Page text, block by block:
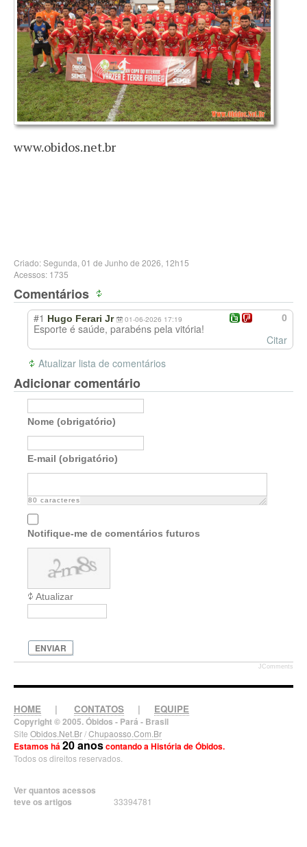
www.obidos.net.br
Criado: Segunda, 01 de Junho de 2026, 12h15
Acessos: 1735
Comentários
0
#1 Hugo Ferari Jr 01-06-2026 17:19
Esporte é saúde, parabéns pela vitória!
Citar
Atualizar lista de comentários
Adicionar comentário
Nome (obrigatório)
E-mail (obrigatório)
80 caracteres
Notifique-me de comentários futuros
Atualizar
ENVIAR
JComments
HOME | CONTATOS | EQUIPE
Copyright © 2005. Óbidos - Pará - Brasil
Site Obidos.Net.Br/Chupaosso.Com.Br
Estamos há20 anoscontando a História de Óbidos.
Todos os direitos reservados.
Ver quantos acessos
teve os artigos
33394781